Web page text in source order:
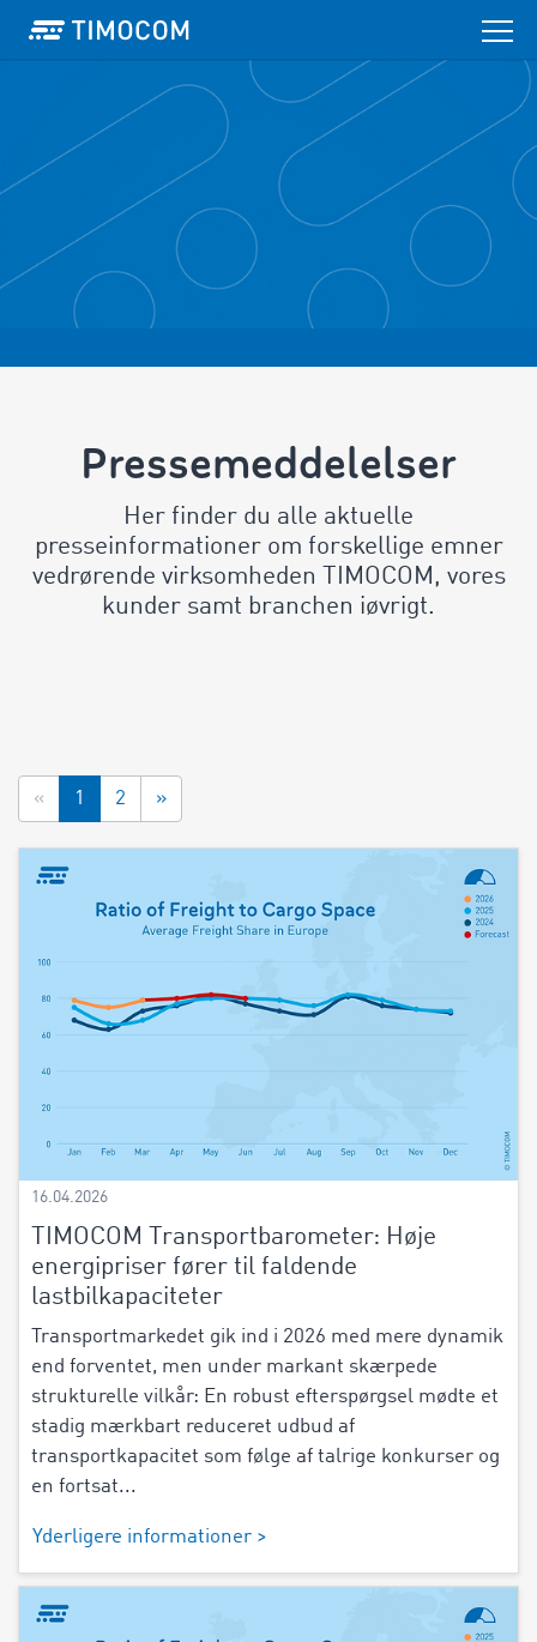
Pressemeddelelser
Her finder du alle aktuelle
presseinformationer om forskellige emner
vedrørende virksomheden TIMOCOM, vores
kunder samt branchen iøvrigt.
« 1 2 »
16.04.2026
TIMOCOM Transportbarometer: Høje
energipriser fører til faldende
lastbilkapaciteter
Transportmarkedet gik ind i 2026 med mere dynamik
end forventet, men under markant skærpede
strukturelle vilkår: En robust efterspørgsel mødte et
stadig mærkbart reduceret udbud af
transportkapacitet som følge af talrige konkurser og
en fortsat...
Yderligere informationer >